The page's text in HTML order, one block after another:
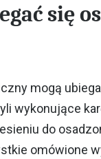
się
mogą
wykonujące
do
omówione